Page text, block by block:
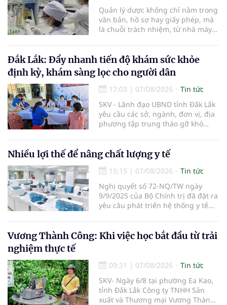
Quản lý dược không chỉ nằm trong
văn bản, hồ sơ hay giấy phép, mà
là chuỗi trách nhiệm, từ nhà máy
bệnh... Ngành y tế từng bước tiêu
chuẩn hóa, quy chuẩn hóa và hội
nhập quốc tế nhằm giúp cho
người dân tiếp cận thuốc an toàn,
chất lượng, hiệu quả và giá hợp lý.
Đắk Lắk: Đẩy nhanh tiến độ khám sức khỏe
định kỳ, khám sàng lọc cho người dân
17:03 | 07/08/2026
Tin tức
SKV - Lãnh đạo UBND tỉnh Đắk Lắk
yêu cầu các sở, ngành, đơn vị, địa
phương tập trung tháo gỡ khó
sàng lọc cho 100% người dân trên
địa bàn tỉnh trong tháng 10/2026.
Nhiều lợi thế để nâng chất lượng y tế
15:15 | 07/08/2026
Tin tức
Nghị quyết số 72-NQ/TW ngày
9/9/2025 của Bộ Chính trị đã đặt ra
yêu cầu phát triển hệ thống y tế
Vương Thành Công: Khi việc học bắt đầu từ trải
nghiệm thực tế
09:31 | 07/08/2026
Tin tức
SKV- Ngày 6/8 tại phường Ea Kao,
tỉnh Đắk Lắk Công ty TNHH Sản
xuất và Thương mại Vương Thành